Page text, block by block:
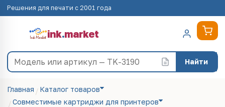
Решения для печати с 2001 года
ink.market
Найти
Главная
Каталог товаров
Совместимые картриджи для принтеров